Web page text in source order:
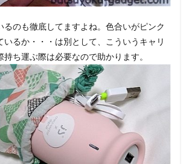
るのも徹底してますよね。色合いがピンク
いるか・・・は別として、こういうキャリ
持ち運ぶ際は必要なので助かります。